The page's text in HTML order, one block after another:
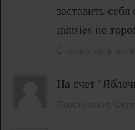
заставить
mittsies не
На счет